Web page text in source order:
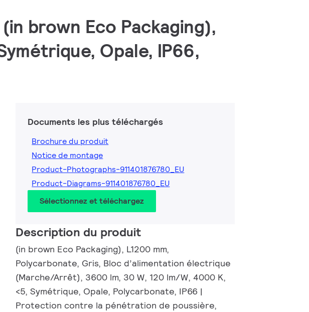
brown Eco Packaging),
Opale, IP66,
Documents les plus téléchargés
Brochure du produit
Notice de montage
Product-Photographs-911401876780_EU
Product-Diagrams-911401876780_EU
Sélectionnez et téléchargez
Description du produit
(in brown Eco Packaging), L1200 mm,
Polycarbonate, Gris, Bloc d’alimentation électrique
(Marche/Arrêt), 3600 lm, 30 W, 120 lm/W, 4000 K,
<5, Symétrique, Opale, Polycarbonate, IP66 |
Protection contre la pénétration de poussière,